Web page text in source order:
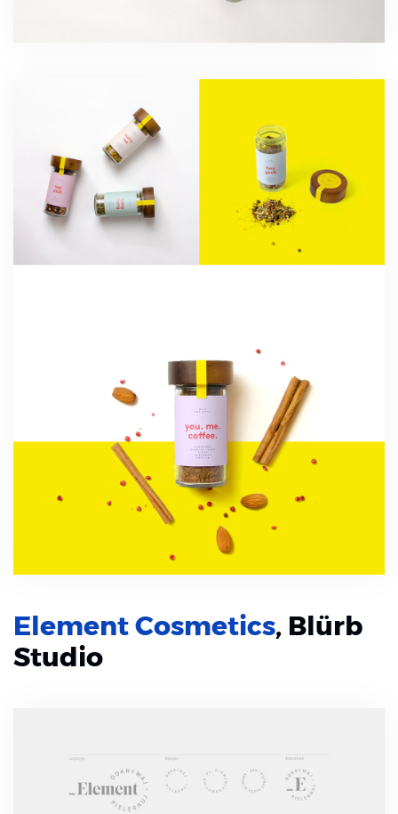
Element Cosmetics, Blürb
Studio